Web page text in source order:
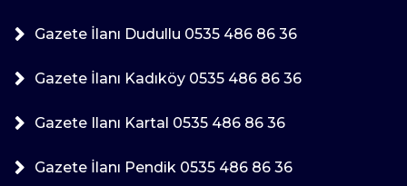
Gazete İlanı Dudullu 0535 486 86 36
Gazete İlanı Kadıköy 0535 486 86 36
Gazete Ilanı Kartal 0535 486 86 36
Gazete İlanı Pendik 0535 486 86 36